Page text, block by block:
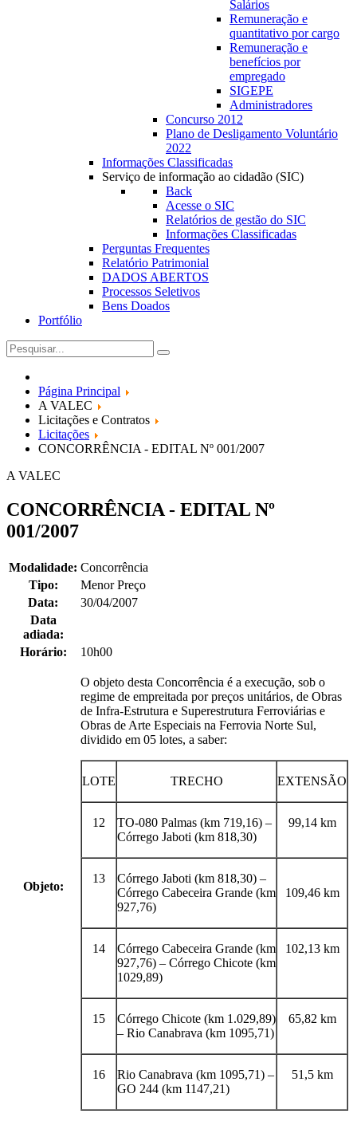
Salários
Remuneração e
quantitativo por cargo
Remuneração e
benefícios por
empregado
SIGEPE
Administradores
Concurso 2012
Plano de Desligamento Voluntário
2022
Informações Classificadas
Serviço de informação ao cidadão (SIC)
Back
Acesse o SIC
Relatórios de gestão do SIC
Informações Classificadas
Perguntas Frequentes
Relatório Patrimonial
DADOS ABERTOS
Processos Seletivos
Bens Doados
Portfólio
Página Principal
A VALEC
Licitações e Contratos
Licitações
CONCORRÊNCIA - EDITAL Nº 001/2007
A VALEC
CONCORRÊNCIA - EDITAL Nº
001/2007
Modalidade: Concorrência
Tipo:
Menor Preço
Data:
30/04/2007
Data
adiada:
Horário:
10h00
Objeto:
O objeto desta Concorrência é a execução, sob o
regime de empreitada por preços unitários, de Obras
de Infra-Estrutura e Superestrutura Ferroviárias e
Obras de Arte Especiais na Ferrovia Norte Sul,
dividido em 05 lotes, a saber:
LOTE TRECHO EXTENSÃO
12
TO-080 Palmas (km 719,16) –
Córrego Jaboti (km 818,30)
99,14 km
13
Córrego Jaboti (km 818,30) –
Córrego Cabeceira Grande (km
927,76)
109,46 km
14
Córrego Cabeceira Grande (km
927,76) – Córrego Chicote (km
1029,89)
102,13 km
15
Córrego Chicote (km 1.029,89)
– Rio Canabrava (km 1095,71)
65,82 km
16
Rio Canabrava (km 1095,71) –
GO 244 (km 1147,21)
51,5 km